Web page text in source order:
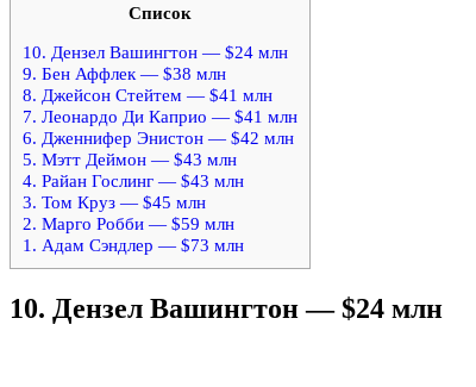
Список
10. Дензел Вашингтон — $24 млн
9. Бен Аффлек — $38 млн
8. Джейсон Стейтем — $41 млн
7. Леонардо Ди Каприо — $41 млн
6. Дженнифер Энистон — $42 млн
5. Мэтт Деймон — $43 млн
4. Райан Гослинг — $43 млн
3. Том Круз — $45 млн
2. Марго Робби — $59 млн
1. Адам Сэндлер — $73 млн
10. Дензел Вашингтон — $24 млн